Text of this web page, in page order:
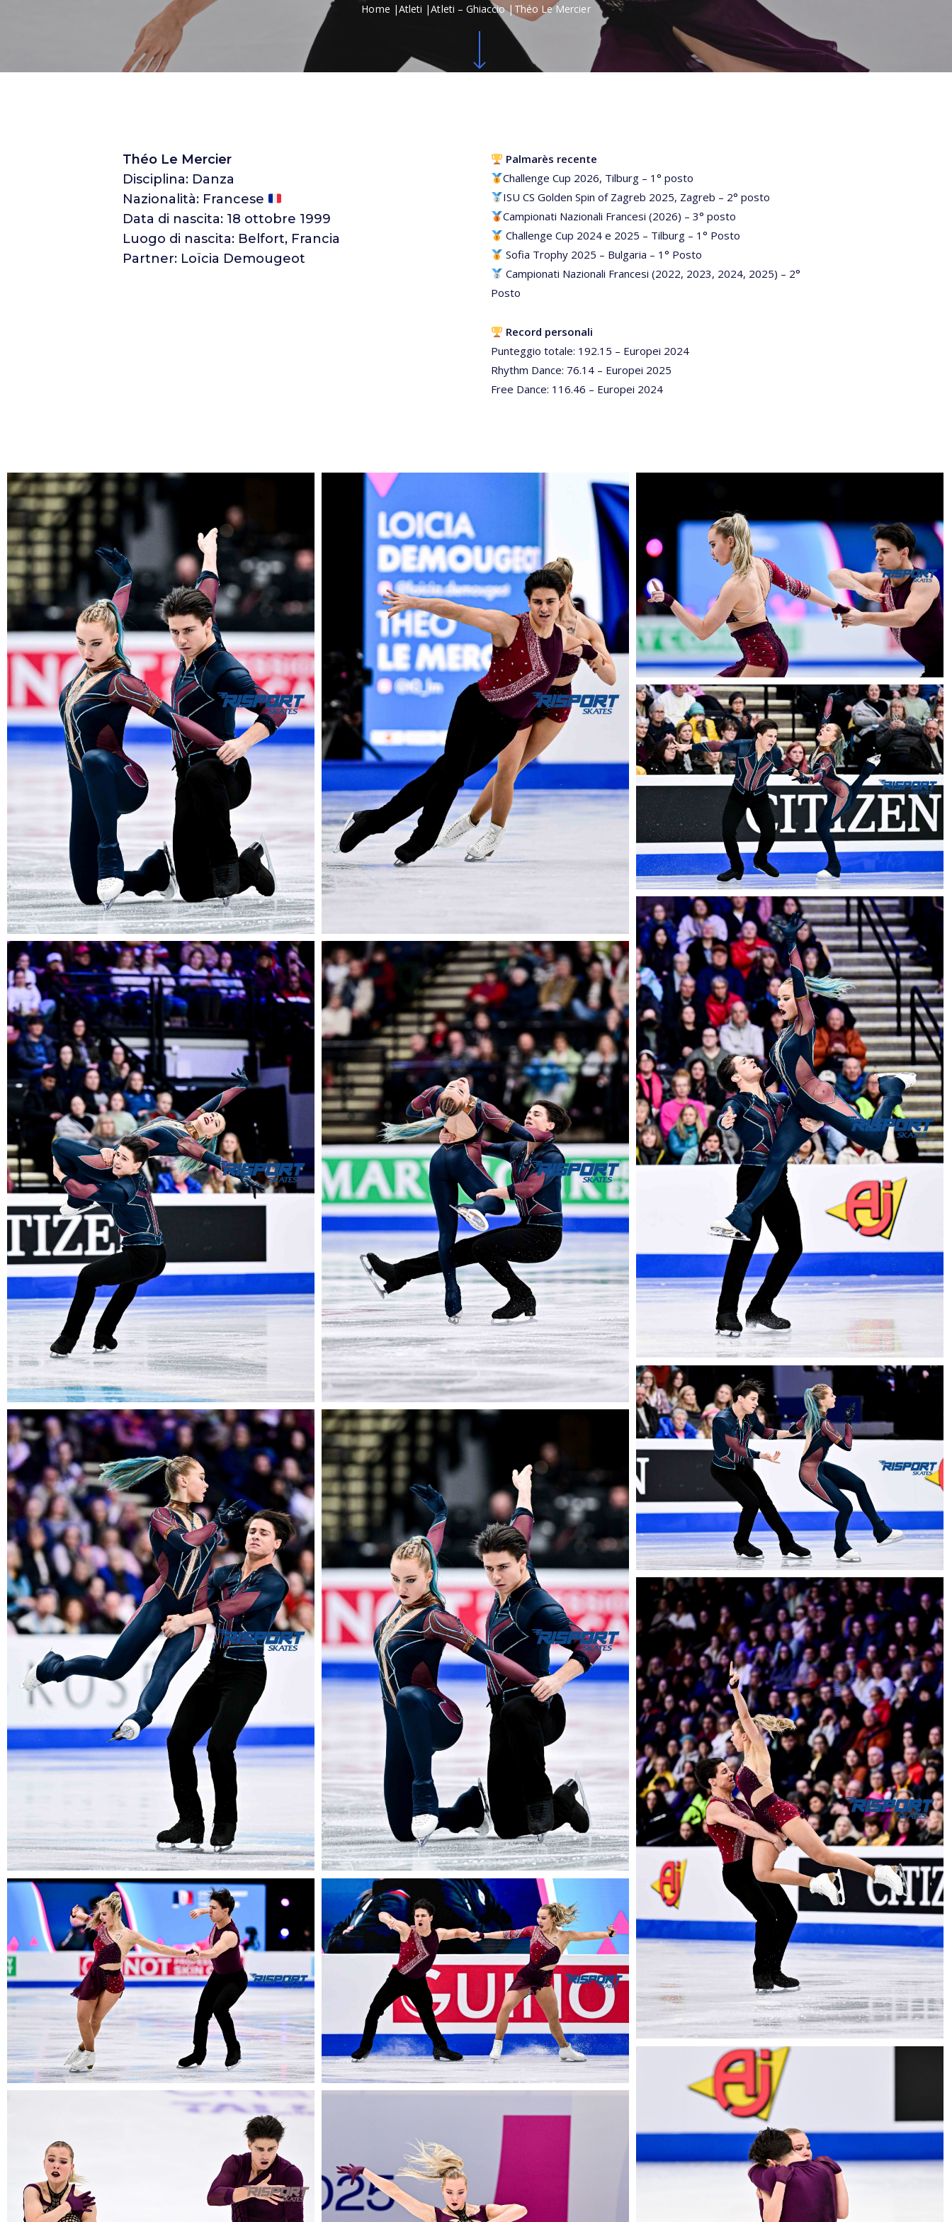
Home |Atleti |Atleti – Ghiaccio| Théo Le Mercier
Navigate to the next section
Théo Le Mercier
Disciplina: Danza
Nazionalità: Francese
Data di nascita: 18 ottobre 1999
Luogo di nascita: Belfort, Francia
Partner: Loïcia Demougeot
Palmarès recente
Challenge Cup 2026, Tilburg – 1° posto
ISU CS Golden Spin of Zagreb 2025, Zagreb – 2° posto
Campionati Nazionali Francesi (2026) – 3° posto
Challenge Cup 2024 e 2025 – Tilburg – 1° Posto
Sofia Trophy 2025 – Bulgaria – 1° Posto
Campionati Nazionali Francesi (2022, 2023, 2024, 2025) – 2°
Posto
Record personali
Punteggio totale: 192.15 – Europei 2024
Rhythm Dance: 76.14 – Europei 2025
Free Dance: 116.46 – Europei 2024
17012026-
2043-
NZ9_2357
16012026-
NZ9_0218
17012026-
2047-
NZ9_2597
17012026-
2046-
RZ9_1380
17012026-
2046-
RZ9_1351
17012026-
2045-
NZ9_2539
17012026-
2044-
NZ9_2492
17012026-
2044-
NZ9_2422
17012026-
2043-
NZ9_2357
16012026-
1609-
RZ9_6569
16012026-
RZ9_6557
16012026-
NZ9_0376
01022025-